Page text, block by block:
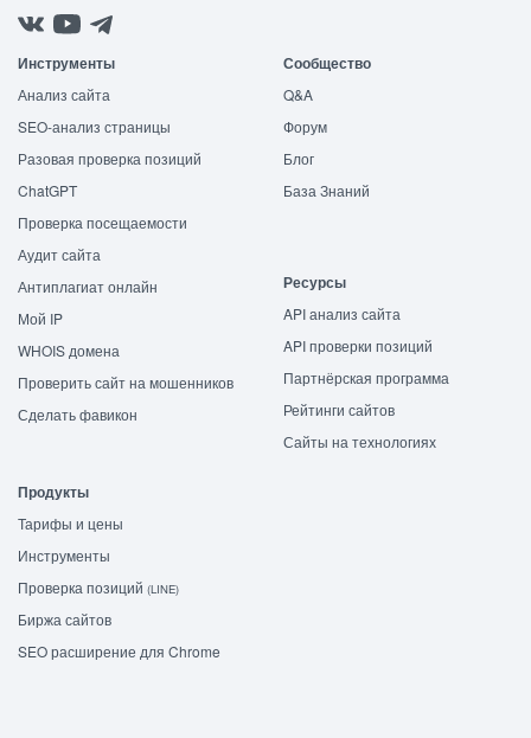
Инструменты
Анализ сайта
SEO-анализ страницы
Разовая проверка позиций
ChatGPT
Проверка посещаемости
Аудит сайта
Антиплагиат онлайн
Мой IP
WHOIS домена
Проверить сайт на мошенников
Сделать фавикон
Сообщество
Q&A
Форум
Блог
База Знаний
Ресурсы
API анализ сайта
API проверки позиций
Партнёрская программа
Рейтинги сайтов
Сайты на технологиях
Продукты
Тарифы и цены
Инструменты
Проверка позиций (LINE)
Биржа сайтов
SEO расширение для Chrome